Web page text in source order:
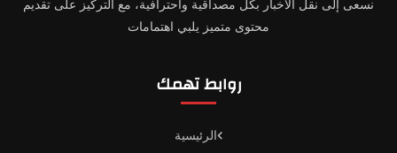
نسعى إلى نقل الأخبار بكل مصداقية واحترافية، مع التركيز على تقديم
محتوى متميز يلبي اهتمامات
روابط تهمك
الرئيسية